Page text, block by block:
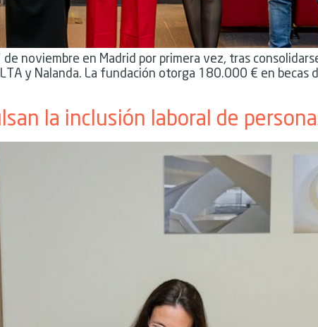
noviembre en Madrid por primera vez, tras
y Nalanda. La fundación otorga 180.000 € en becas
la inclusión laboral de